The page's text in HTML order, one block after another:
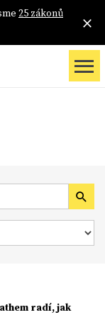
25 zákonů
radí, jak